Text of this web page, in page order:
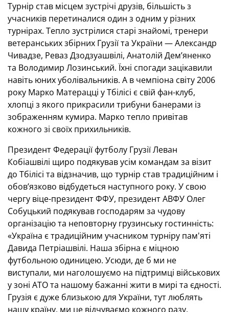
Турнір став місцем зустрічі друзів, більшість з
учасників перетиналися один з одним у різних
турнірах. Тепло зустрілися старі знайомі, тренери
ветеранських збірних Грузії та України — Александр
Чивадзе, Реваз Дзодзуашвілі, Анатолій Дем’яненко
та Володимир Лозинський. Їхні спогади зацікавили
навіть юних уболівальників. А в чемпіона світу 2006
року Марко Матерацці у Тбілісі є свій фан-клуб,
хлопці з якого прикрасили трибуни банерами із
зображенням кумира. Марко тепло привітав
кожного зі своїх прихильників.
Президент Федерації футболу Грузії Леван
Кобіашвілі щиро подякував усім командам за візит
до Тбілісі та відзначив, що турнір став традиційним і
обов’язково відбудеться наступного року. У свою
чергу віце-президент ФФУ, президент АВФУ Олег
Собуцький подякував господарям за чудову
організацію та неповторну грузинську гостинність:
«Україна є традиційним учасником турніру пам'яті
Давида Петріашвілі. Наша збірна є міцною
футбольною одиницею. Усюди, де б ми не
виступали, ми наголошуємо на підтримці військових
у зоні АТО та нашому бажанні жити в мирі та єдності.
Грузія є дуже близькою для України, тут люблять
нашу країну, ми це відчуваємо кожного разу,